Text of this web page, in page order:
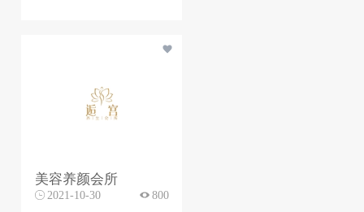
美容养颜会所
2021-10-30 800